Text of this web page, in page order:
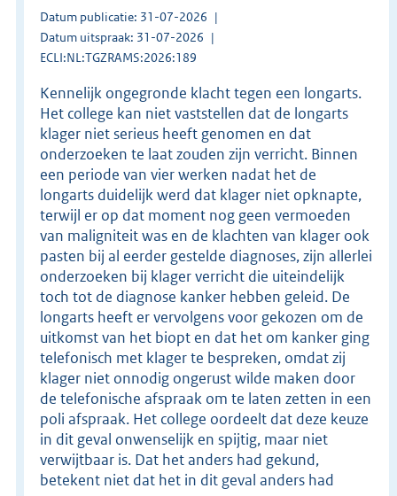
Datum publicatie: 31-07-2026
Datum uitspraak: 31-07-2026
ECLI:NL:TGZRAMS:2026:189
Kennelijk ongegronde klacht tegen een longarts.
Het college kan niet vaststellen dat de longarts
klager niet serieus heeft genomen en dat
onderzoeken te laat zouden zijn verricht. Binnen
een periode van vier werken nadat het de
longarts duidelijk werd dat klager niet opknapte,
terwijl er op dat moment nog geen vermoeden
van maligniteit was en de klachten van klager ook
pasten bij al eerder gestelde diagnoses, zijn allerlei
onderzoeken bij klager verricht die uiteindelijk
toch tot de diagnose kanker hebben geleid. De
longarts heeft er vervolgens voor gekozen om de
uitkomst van het biopt en dat het om kanker ging
telefonisch met klager te bespreken, omdat zij
klager niet onnodig ongerust wilde maken door
de telefonische afspraak om te laten zetten in een
poli afspraak. Het college oordeelt dat deze keuze
in dit geval onwenselijk en spijtig, maar niet
verwijtbaar is. Dat het anders had gekund,
betekent niet dat het in dit geval anders had